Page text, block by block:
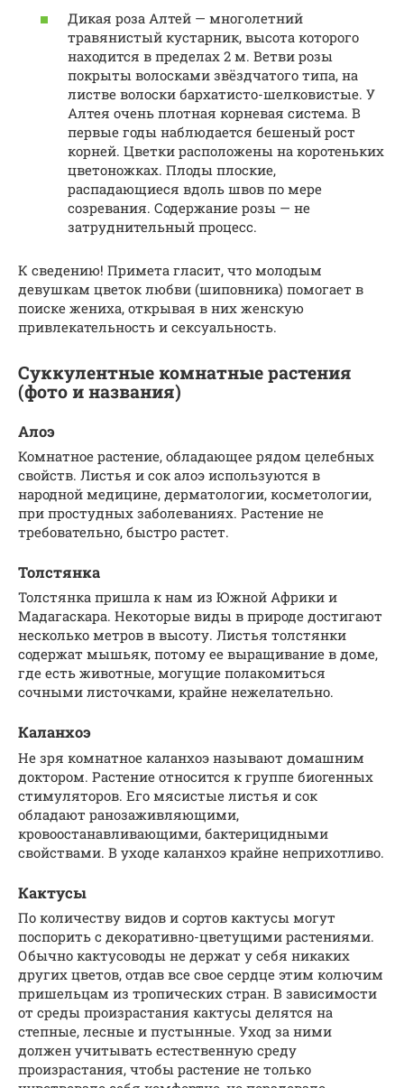
Дикая роза Алтей — многолетний
травянистый кустарник, высота которого
находится в пределах 2 м. Ветви розы
покрыты волосками звёздчатого типа, на
листве волоски бархатисто-шелковистые. У
Алтея очень плотная корневая система. В
первые годы наблюдается бешеный рост
корней. Цветки расположены на коротеньких
цветоножках. Плоды плоские,
распадающиеся вдоль швов по мере
созревания. Содержание розы — не
затруднительный процесс.
К сведению! Примета гласит, что молодым
девушкам цветок любви (шиповника) помогает в
поиске жениха, открывая в них женскую
привлекательность и сексуальность.
Суккулентные комнатные растения
(фото и названия)
Алоэ
Комнатное растение, обладающее рядом целебных
свойств. Листья и сок алоэ используются в
народной медицине, дерматологии, косметологии,
при простудных заболеваниях. Растение не
требовательно, быстро растет.
Толстянка
Толстянка пришла к нам из Южной Африки и
Мадагаскара. Некоторые виды в природе достигают
несколько метров в высоту. Листья толстянки
содержат мышьяк, потому ее выращивание в доме,
где есть животные, могущие полакомиться
сочными листочками, крайне нежелательно.
Каланхоэ
Не зря комнатное каланхоэ называют домашним
доктором. Растение относится к группе биогенных
стимуляторов. Его мясистые листья и сок
обладают ранозаживляющими,
кровоостанавливающими, бактерицидными
свойствами. В уходе каланхоэ крайне неприхотливо.
Кактусы
По количеству видов и сортов кактусы могут
поспорить с декоративно-цветущими растениями.
Обычно кактусоводы не держат у себя никаких
других цветов, отдав все свое сердце этим колючим
пришельцам из тропических стран. В зависимости
от среды произрастания кактусы делятся на
степные, лесные и пустынные. Уход за ними
должен учитывать естественную среду
произрастания, чтобы растение не только